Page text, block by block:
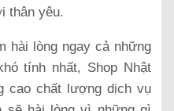
thân yêu.
hài lòng ngay cả những
tính nhất, Shop Nhật
cao chất lượng dịch vụ